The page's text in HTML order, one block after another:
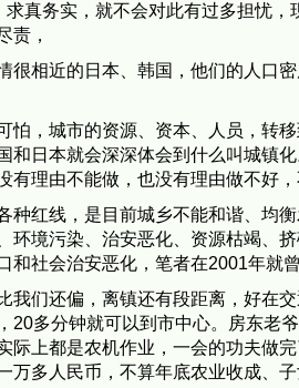
真务实，就不会对此有过多担忧
责，
相近的日本、韩国，他们的人口
，城市的资源、资本、人员，转
日本就会深深体会到什么叫城镇
理由不能做，也没有理由做不好，
红线，是目前城乡不能和谐、均
境污染、治安恶化、资源枯竭、
社会治安恶化，笔者在2001年就曾
们还偏，离镇还有段距离，好在
多分钟就可以到市中心。房东老
上都是农机作业，一会的功夫做完
多人民币，不算年底农业收成、